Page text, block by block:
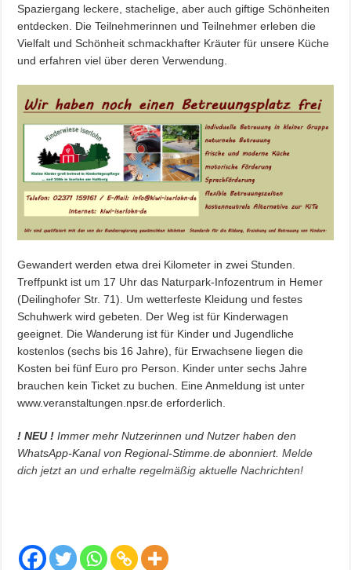
Spaziergang leckere, stachelige, aber auch giftige Schönheiten
entdecken. Die Teilnehmerinnen und Teilnehmer erleben die
Vielfalt und Schönheit schmackhafter Kräuter für unsere Küche
und erfahren viel über deren Verwendung.
Gewandert werden etwa drei Kilometer in zwei Stunden.
Treffpunkt ist um 17 Uhr das Naturpark-Infozentrum in Hemer
(Deilinghofer Str. 71). Um wetterfeste Kleidung und festes
Schuhwerk wird gebeten. Der Weg ist für Kinderwagen
geeignet. Die Wanderung ist für Kinder und Jugendliche
kostenlos (sechs bis 16 Jahre), für Erwachsene liegen die
Kosten bei fünf Euro pro Person. Kinder unter sechs Jahre
brauchen kein Ticket zu buchen. Eine Anmeldung ist unter
www.veranstaltungen.npsr.de erforderlich.
! NEU ! Immer mehr Nutzerinnen und Nutzer haben den
WhatsApp-Kanal von Regional-Stimme.de abonniert.Melde
dich jetzt an und erhalte regelmäßig aktuelle Nachrichten!